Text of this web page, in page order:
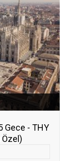
Gece - THY
Özel)